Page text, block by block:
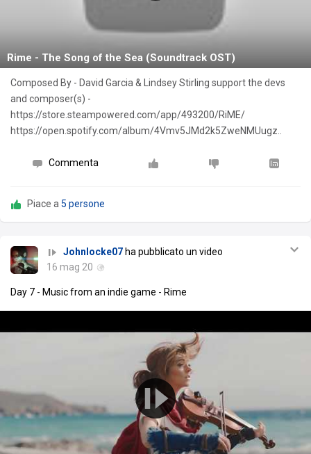
Rime - The Song of the Sea (Soundtrack OST)
Composed By - David Garcia & Lindsey Stirling support the devs
and composer(s) -
https://store.steampowered.com/app/493200/RiME/
https://open.spotify.com/album/4Vmv5JMd2k5ZweNMUugz..
Commenta
Piace a5 persone
Johnlocke07 ha pubblicato un video
16 mag 20
Day 7 - Music from an indie game - Rime